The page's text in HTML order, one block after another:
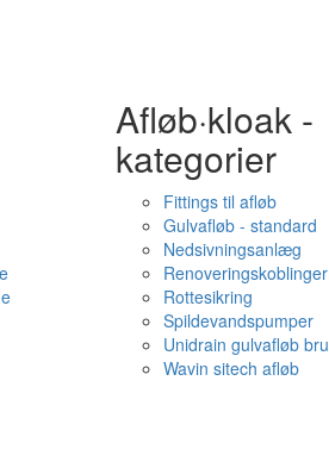
Afløb·kloak -
kategorier
Fittings til afløb
Gulvafløb - standard
Nedsivningsanlæg
Renoveringskoblinger
Rottesikring
Spildevandspumper
Unidrain gulvafløb
Wavin sitech afløb